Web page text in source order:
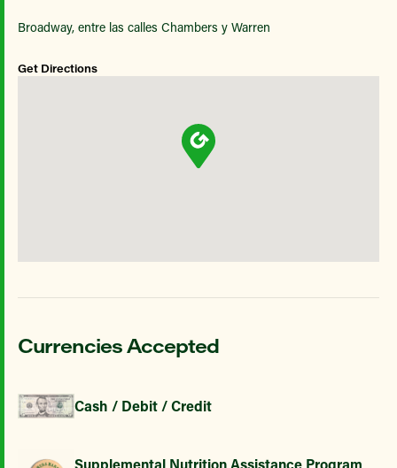
Broadway, entre las calles Chambers y Warren
Get Directions
Currencies Accepted
Cash / Debit / Credit
Supplemental Nutrition Assistance Program